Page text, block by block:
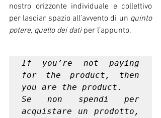
nostro orizzonte individuale e collettivo
per lasciar spazio all’avvento di un quinto
potere, quello dei dati per l’appunto.
If you’re not paying
for the product, then
you are the product.
Se non spendi per
acquistare un prodotto,